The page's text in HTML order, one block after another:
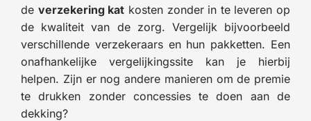
de verzekering kat kosten zonder in te leveren op
de kwaliteit van de zorg. Vergelijk bijvoorbeeld
verschillende verzekeraars en hun pakketten. Een
onafhankelijke vergelijkingssite kan je hierbij
helpen. Zijn er nog andere manieren om de premie
te drukken zonder concessies te doen aan de
dekking?